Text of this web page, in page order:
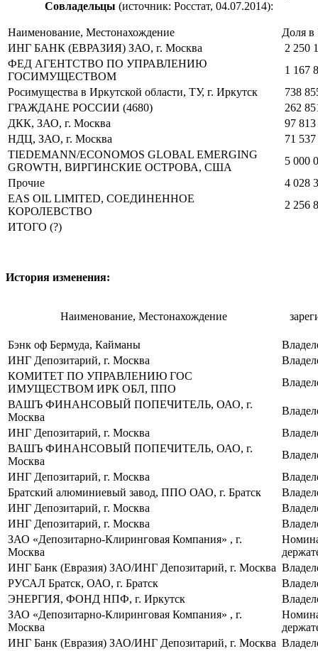
Совладельцы (источник: Росстат, 04.07.2014):
Наименование, Местонахождение
Доля
ИНГ БАНК (ЕВРАЗИЯ) ЗАО, г. Москва
2 250
ФЕД АГЕНТСТВО ПО УПРАВЛЕНИЮ
ГОСИМУЩЕСТВОМ
1 167
Росимущества в Иркутской области, ТУ, г. Иркутск
738
ГРАЖДАНЕ РОССИИ (4680)
262
ДКК, ЗАО, г. Москва
97
НДЦ, ЗАО, г. Москва
71
ТIЕDЕМАNN/ЕСОNОМОS GLОВАL ЕМЕRGING
GRОWТН, ВИРГИНСКИЕ ОСТРОВА, США
5 000
Прочие
4 028
ЕАS ОIL LIМIТЕD, СОЕДИНЕННОЕ
КОРОЛЕВСТВО
2 256
ИТОГО (?)
История изменения:
Наименование, Местонахождение
Бэнк оф Бермуда, Кайманы
ИНГ Депозитарий, г. Москва
КОМИТЕТ ПО УПРАВЛЕНИЮ ГОС
ИМУЩЕСТВОМ ИРК ОБЛ, ППО
ВАШЪ ФИНАНСОВЫЙ ПОПЕЧИТЕЛЬ, ОАО, г.
Москва
ИНГ Депозитарий, г. Москва
ВАШЪ ФИНАНСОВЫЙ ПОПЕЧИТЕЛЬ, ОАО, г.
Москва
ИНГ Депозитарий, г. Москва
Братский алюминиевый завод, ППО ОАО, г. Братск
ИНГ Депозитарий, г. Москва
ИНГ Депозитарий, г. Москва
ЗАО «Депозитарно‑Клиринговая Компания» , г.
Москва
ИНГ Банк (Евразия) ЗАО/ИНГ Депозитарий, г. Москва
РУСАЛ Братск, ОАО, г. Братск
ЭНЕРГИЯ, ФОНД НПФ, г. Иркутск
ЗАО «Депозитарно‑Клиринговая Компания» , г.
Москва
ИНГ Банк (Евразия) ЗАО/ИНГ Депозитарий, г. Москва